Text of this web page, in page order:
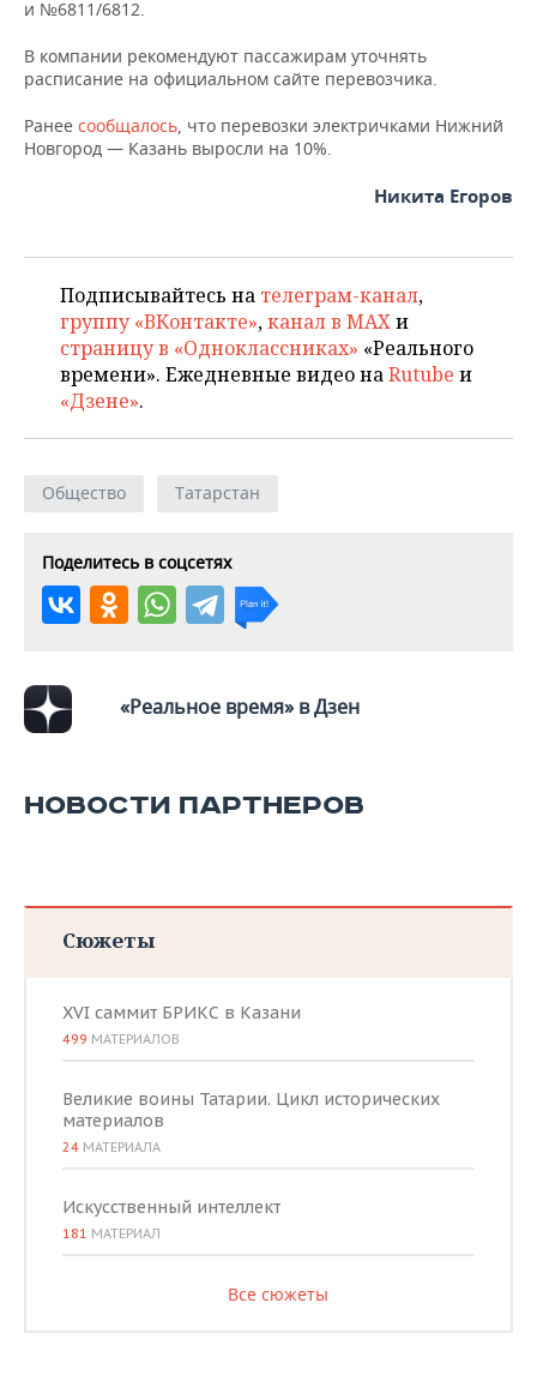
и №6811/6812.
В компании рекомендуют пассажирам уточнять
расписание на официальном сайте перевозчика.
Ранее сообщалось, что перевозки электричками Нижний
Новгород — Казань выросли на 10%.
Никита Егоров
Подписывайтесь на телеграм-канал,
группу «ВКонтакте»,канал в MAXи
страницу в «Одноклассниках» «Реального
времени». Ежедневные видео наRutube и
«Дзене».
Общество Татарстан
Поделитесь в соцсетях
«Реальное время» в Дзен
НОВОСТИ ПАРТНЕРОВ
Сюжеты
XVI саммит БРИКС в Казани
499 МАТЕРИАЛОВ
Великие воины Татарии. Цикл исторических
материалов
24 МАТЕРИАЛА
Искусственный интеллект
181 МАТЕРИАЛ
Все сюжеты